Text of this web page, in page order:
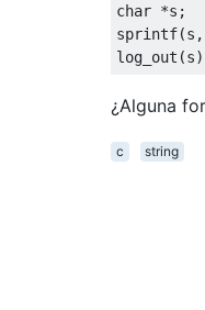
char *s ;
sprintf(s ,
log_out (s
¿Alguna
c
string